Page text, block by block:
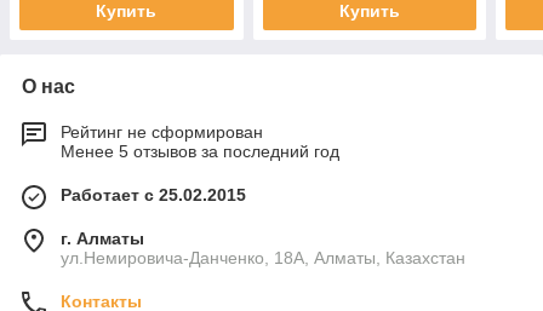
Купить Купить
О нас
Рейтинг не сформирован
Менее 5 отзывов за последний год
Работает с 25.02.2015
г. Алматы
ул.Немировича-Данченко, 18А, Алматы, Казахстан
Контакты